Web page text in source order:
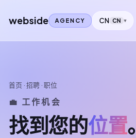
webside AGENCY CN CN
首页 ·招聘 · 职位
💼 工作机会
找到您的位置。